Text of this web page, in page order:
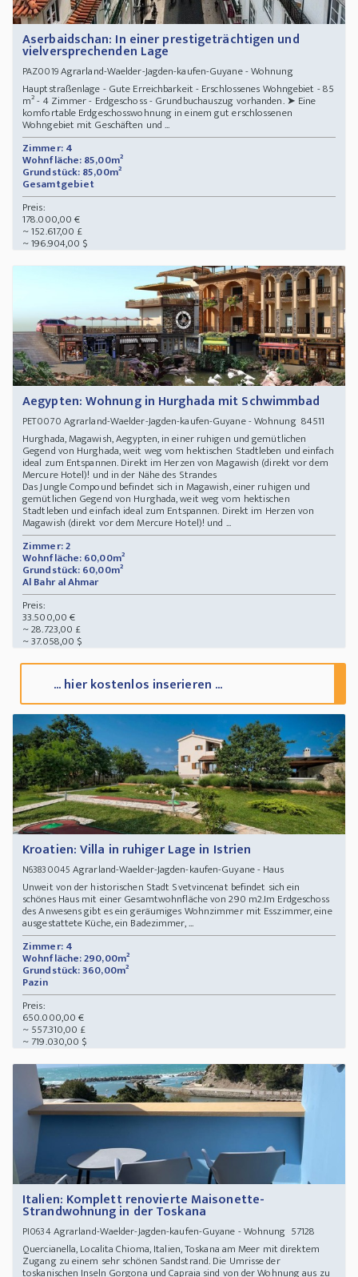
Aserbaidschan: In einer prestigeträchtigen und
vielversprechenden Lage
PAZ0019Agrarland-Waelder-Jagden-kaufen-Guyane - Wohnung
Hauptstraßenlage - Gute Erreichbarkeit - Erschlossenes Wohngebiet - 85
m² - 4 Zimmer - Erdgeschoss - Grundbuchauszug vorhanden. ➤ Eine
komfortable Erdgeschosswohnung in einem gut erschlossenen
Wohngebiet mit Geschäften und ...
Zimmer: 4
Wohnfläche: 85,00m²
Grundstück: 85,00m²
Gesamtgebiet
Preis:
178.000,00 €
~ 152.617,00 £
~ 196.904,00 $
Aegypten: Wohnung in Hurghada mit Schwimmbad
PET0070 Agrarland-Waelder-Jagden-kaufen-Guyane - Wohnung 84511
Hurghada, Magawish, Aegypten, in einer ruhigen und gemütlichen
Gegend von Hurghada, weit weg vom hektischen Stadtleben und einfach
ideal zum Entspannen. Direkt im Herzen von Magawish (direkt vor dem
Mercure Hotel)! und in der Nähe des Strandes
Das Jungle Compound befindet sich in Magawish, einer ruhigen und
gemütlichen Gegend von Hurghada, weit weg vom hektischen
Stadtleben und einfach ideal zum Entspannen. Direkt im Herzen von
Magawish (direkt vor dem Mercure Hotel)! und ...
Zimmer: 2
Wohnfläche: 60,00m²
Grundstück: 60,00m²
Al Bahr al Ahmar
Preis:
33.500,00 €
~ 28.723,00 £
~ 37.058,00 $
... hier kostenlos inserieren ...
Kroatien: Villa in ruhiger Lage in Istrien
N63830045 Agrarland-Waelder-Jagden-kaufen-Guyane - Haus
Unweit von der historischen Stadt Svetvincenat befindet sich ein
schönes Haus mit einer Gesamtwohnfläche von 290 m2.Im Erdgeschoss
des Anwesens gibt es ein geräumiges Wohnzimmer mit Esszimmer, eine
ausgestattete Küche, ein Badezimmer, ...
Zimmer: 4
Wohnfläche: 290,00m²
Grundstück: 360,00m²
Pazin
Preis:
650.000,00 €
~ 557.310,00 £
~ 719.030,00 $
Italien: Komplett renovierte Maisonette-
Strandwohnung in der Toskana
PI0634Agrarland-Waelder-Jagden-kaufen-Guyane - Wohnung 57128
Quercianella, Localita Chioma, Italien, Toskana am Meer mit direktem
Zugang zu einem sehr schönen Sandstrand. Die Umrisse der
toskanischen Inseln Gorgona und Capraia sind von der Wohnung aus zu